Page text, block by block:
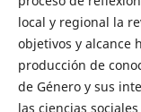
local y regional la
objetivos y alcance
producción de
de Género y sus
las ciencias